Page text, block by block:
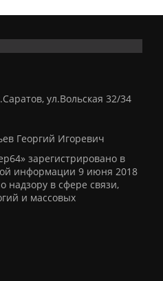
ул.Вольская 32/34
Георгий Игоревич
зарегистрировано в
информации 9 июня 2018
надзору в сфере связи,
и массовых